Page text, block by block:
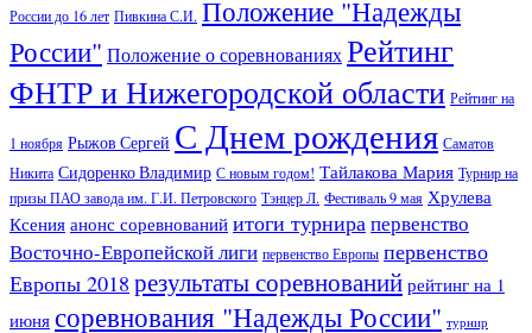
России до 16 лет Пивкина С.И. Положение "Надежды
России" Положение о соревнованияхРейтинг
ФНТР и Нижегородской области Рейтинг на
1 ноября Рыжов Сергей С Днем рождения Саматов
Никита Сидоренко Владимир С новым годом! Тайлакова Мария Турнир на
призы ПАО завода им. Г.И. Петровского Тэнцер Л. Фестиваль 9 мая Хрулева
Ксения анонс соревнований итоги турнирапервенство
Восточно-Европейской лиги первенство Европы первенство
Европы 2018 результаты соревнований рейтинг на 1
июня соревнования "Надежды России" турнир